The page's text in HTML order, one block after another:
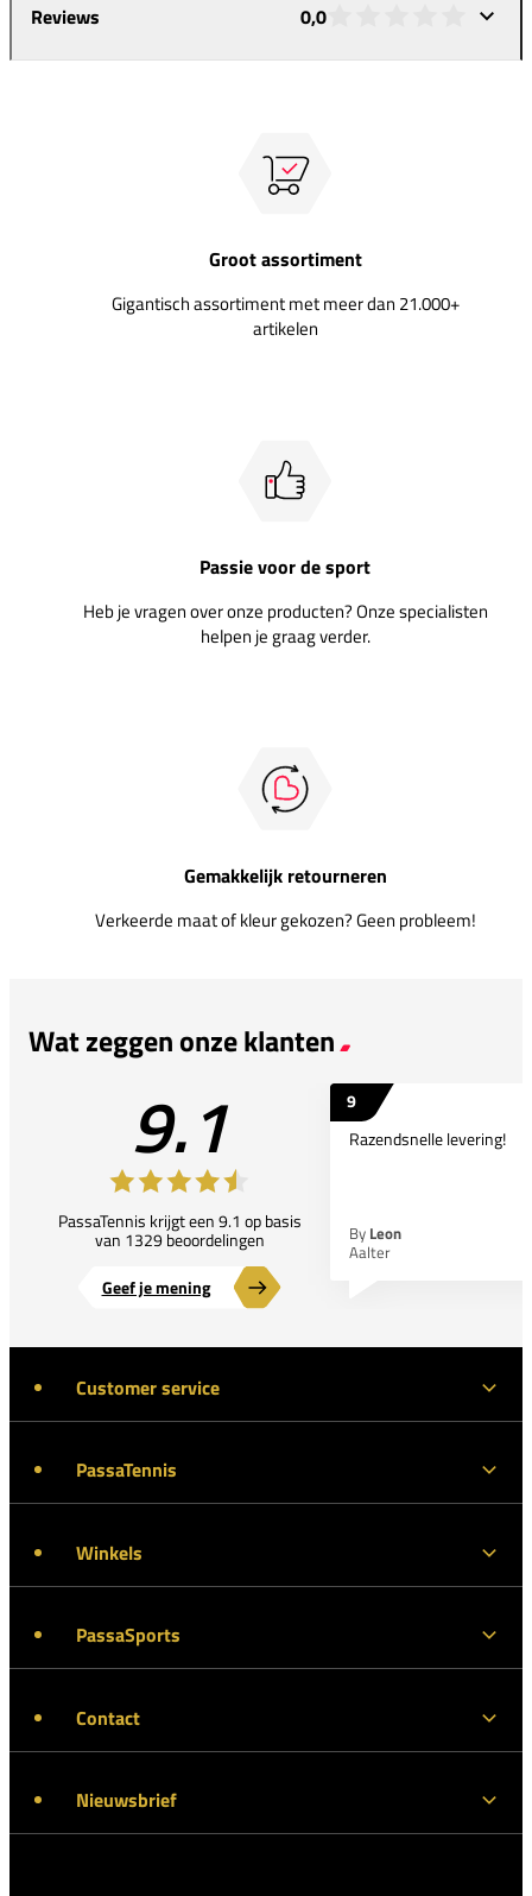
Reviews 0,0
Groot assortiment
Gigantisch assortiment met meer dan 21.000+
artikelen
Passie voor de sport
Heb je vragen over onze producten? Onze specialisten
helpen je graag verder.
Gemakkelijk retourneren
Verkeerde maat of kleur gekozen? Geen probleem!
Wat zeggen onze klanten
9.1
PassaTennis krijgt een 9.1 op basis
van 1329 beoordelingen
Geef je mening
9
Razendsnelle levering!
By Leon
Aalter
Customer service
PassaTennis
Winkels
PassaSports
Contact
Nieuwsbrief